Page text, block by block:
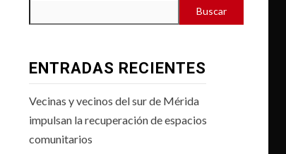
Buscar
ENTRADAS RECIENTES
Vecinas y vecinos del sur de Mérida
impulsan la recuperación de espacios
comunitarios